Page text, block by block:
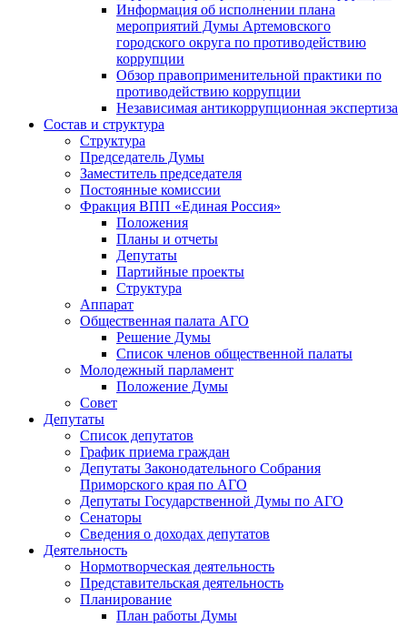
Информация об исполнении плана
мероприятий Думы Артемовского
городского округа по противодействию
коррупции
Обзор правоприменительной практики по
противодействию коррупции
Независимая антикоррупционная экспертиза
Состав и структура
Структура
Председатель Думы
Заместитель председателя
Постоянные комиссии
Фракция ВПП «Единая Россия»
Положения
Планы и отчеты
Депутаты
Партийные проекты
Структура
Аппарат
Общественная палата АГО
Решение Думы
Список членов общественной палаты
Молодежный парламент
Положение Думы
Совет
Депутаты
Список депутатов
График приема граждан
Депутаты Законодательного Собрания
Приморского края по АГО
Депутаты Государственной Думы по АГО
Сенаторы
Сведения о доходах депутатов
Деятельность
Нормотворческая деятельность
Представительская деятельность
Планирование
План работы Думы